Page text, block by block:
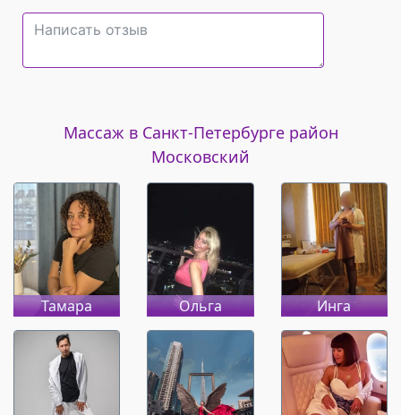
Массаж в Санкт-Петербурге район
Московский
Тамара Ольга Инга